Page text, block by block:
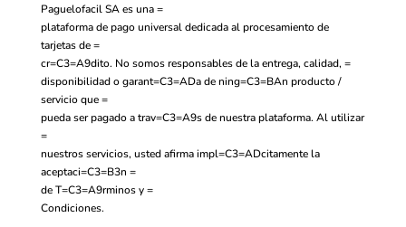
Paguelofacil SA es una =
plataforma de pago universal dedicada al procesamiento de
tarjetas de =
cr=C3=A9dito. No somos responsables de la entrega, calidad, =
disponibilidad o garant=C3=ADa de ning=C3=BAn producto /
servicio que =
pueda ser pagado a trav=C3=A9s de nuestra plataforma. Al utilizar
=
nuestros servicios, usted afirma impl=C3=ADcitamente la
aceptaci=C3=B3n =
de T=C3=A9rminos y =
Condiciones.